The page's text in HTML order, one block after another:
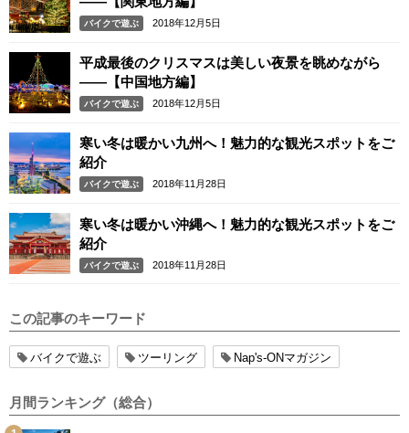
バイクで遊ぶ 2018年12月5日
平成最後のクリスマスは美しい夜景を眺めながら
――【中国地方編】
バイクで遊ぶ 2018年12月5日
寒い冬は暖かい九州へ！魅力的な観光スポットをご
紹介
バイクで遊ぶ 2018年11月28日
寒い冬は暖かい沖縄へ！魅力的な観光スポットをご
紹介
バイクで遊ぶ 2018年11月28日
この記事のキーワード
バイクで遊ぶ ツーリング Nap's-ONマガジン
月間ランキング（総合）